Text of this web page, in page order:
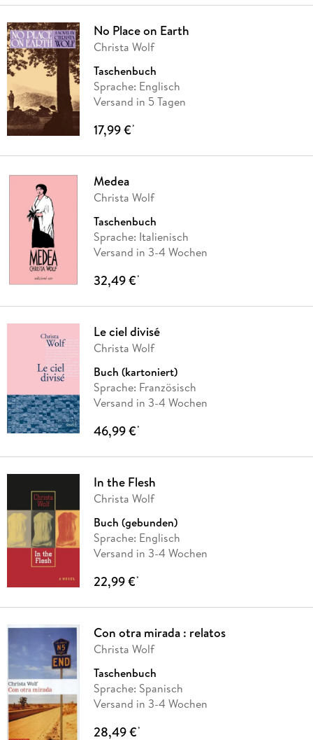
No Place on Earth
Christa Wolf
Taschenbuch
Sprache: Englisch
Versand in 5 Tagen
17,99 €*
Medea
Christa Wolf
Taschenbuch
Sprache: Italienisch
Versand in 3-4 Wochen
32,49 €*
Le ciel divisé
Christa Wolf
Buch (kartoniert)
Sprache: Französisch
Versand in 3-4 Wochen
46,99 €*
In the Flesh
Christa Wolf
Buch (gebunden)
Sprache: Englisch
Versand in 3-4 Wochen
22,99 €*
Con otra mirada : relatos
Christa Wolf
Taschenbuch
Sprache: Spanisch
Versand in 3-4 Wochen
28,49 €*